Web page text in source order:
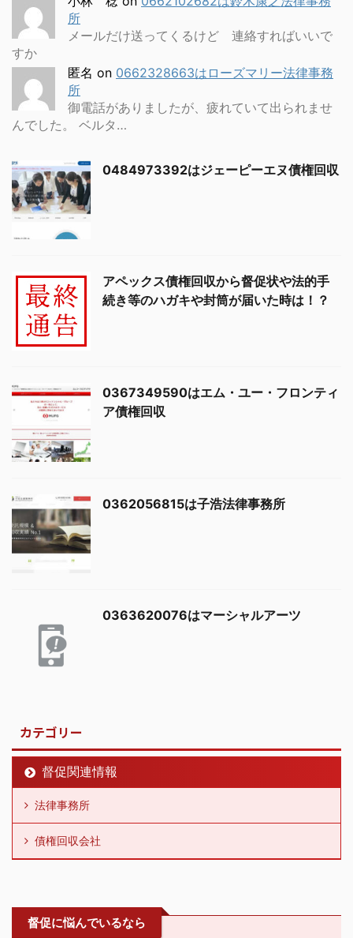
所
メールだけ送ってくるけど 連絡すればいいで
すか
匿名 on 0662328663はローズマリー法律事務
所
御電話がありましたが、疲れていて出られませ
んでした。 ベルタ…
0484973392はジェーピーエヌ債権回収
アペックス債権回収から督促状や法的手
続き等のハガキや封筒が届いた時は！？
0367349590はエム・ユー・フロンティ
ア債権回収
0362056815は子浩法律事務所
0363620076はマーシャルアーツ
カテゴリー
督促関連情報
法律事務所
債権回収会社
督促に悩んでいるなら